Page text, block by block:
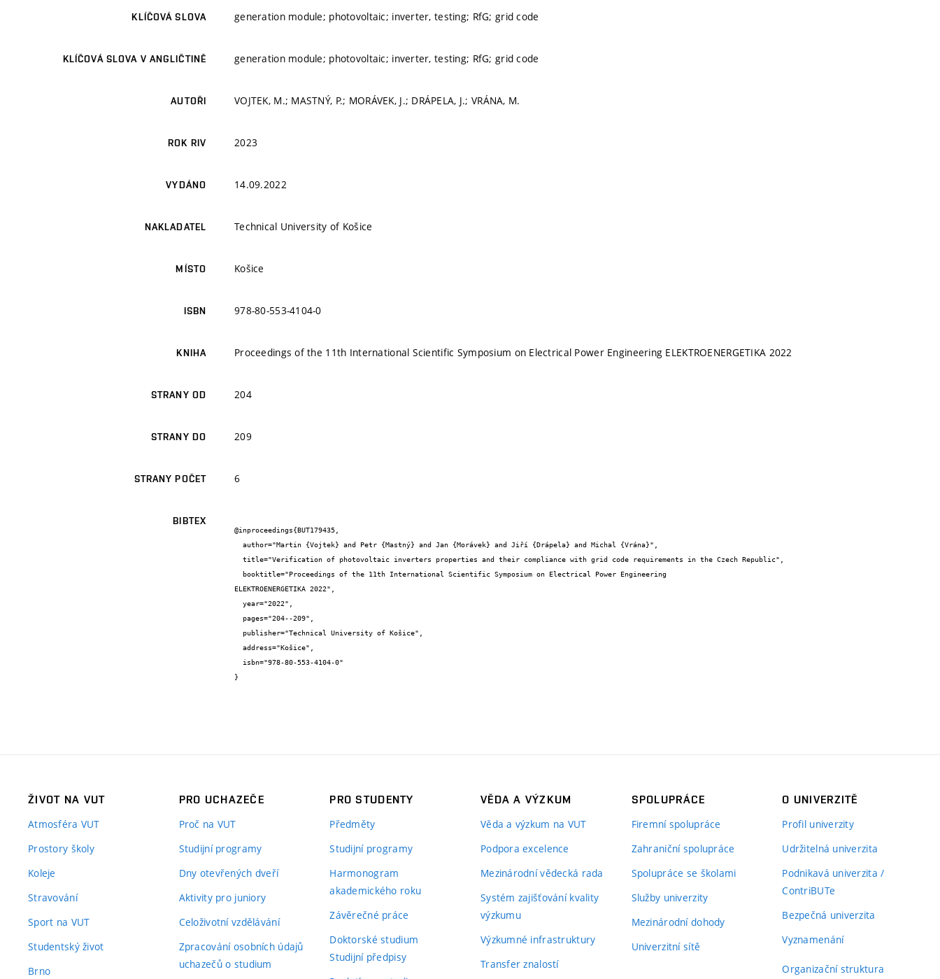
KLÍČOVÁ SLOVA generation module; photovoltaic; inverter, testing; RfG; grid code
KLÍČOVÁ SLOVA V ANGLIČTINĚ generation module; photovoltaic; inverter, testing; RfG; grid code
AUTOŘI VOJTEK, M.; MASTNÝ, P.; MORÁVEK, J.; DRÁPELA, J.; VRÁNA, M.
ROK RIV 2023
VYDÁNO 14.09.2022
NAKLADATEL Technical University of Košice
MÍSTO Košice
ISBN 978-80-553-4104-0
KNIHA Proceedings of the 11th International Scientific Symposium on Electrical Power Engineering ELEKTROENERGETIKA 2022
STRANY OD 204
STRANY DO 209
STRANY POČET 6
BIBTEX
@inproceedings{BUT179435,
ELEKTROENERGETIKA 2022",
}
ŽIVOT NA VUT
Atmosféra VUT
Prostory školy
Koleje
Stravování
Sport na VUT
Studentský život
Brno
PRO UCHAZEČE
Proč na VUT
Studijní programy
Dny otevřených dveří
Aktivity pro juniory
Celoživotní vzdělávání
Zpracování osobních údajů
uchazečů o studium
PRO STUDENTY
Předměty
Studijní programy
Harmonogram
akademického roku
Závěrečné práce
Doktorské studium
Studijní předpisy
VĚDA A VÝZKUM
Věda a výzkum na VUT
Podpora excelence
Mezinárodní vědecká rada
Systém zajišťování kvality
výzkumu
Výzkumné infrastruktury
Transfer znalostí
SPOLUPRÁCE
Firemní spolupráce
Zahraniční spolupráce
Spolupráce se školami
Služby univerzity
Mezinárodní dohody
Univerzitní sítě
O UNIVERZITĚ
Profil univerzity
Udržitelná univerzita
Podnikavá univerzita /
ContriBUTe
Bezpečná univerzita
Vyznamenání
Organizační struktura